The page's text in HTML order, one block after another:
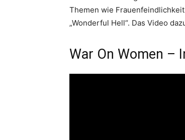
Themen wie
„Wonderful Hell“. Das Video
War On Women –